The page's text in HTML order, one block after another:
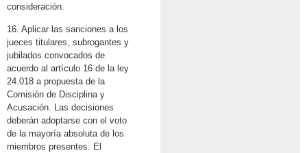
consideración.
16. Aplicar las sanciones a los
jueces titulares, subrogantes y
jubilados convocados de
acuerdo al artículo 16 de la ley
24.018 a propuesta de la
Comisión de Disciplina y
Acusación. Las decisiones
deberán adoptarse con el voto
de la mayoría absoluta de los
miembros presentes. El